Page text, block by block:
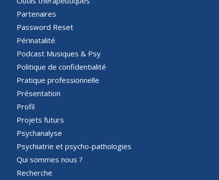
Partenaires
Password Reset
Périnatalité
Podcast Musiques & Psy
Politique de confidentialité
Pratique professionnelle
Présentation
Profil
Projets futurs
Psychanalyse
Psychiatrie et psycho-pathologies
Qui sommes nous ?
Recherche